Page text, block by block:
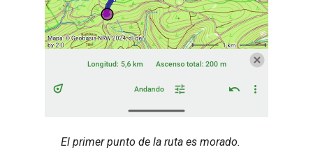
El primer punto de la ruta es morado.